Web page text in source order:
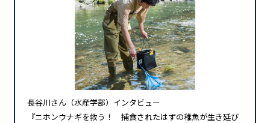
長谷川さん（水産学部）インタビュー
『ニホンウナギを救う！ 捕食されたはずの稚魚が生き延び